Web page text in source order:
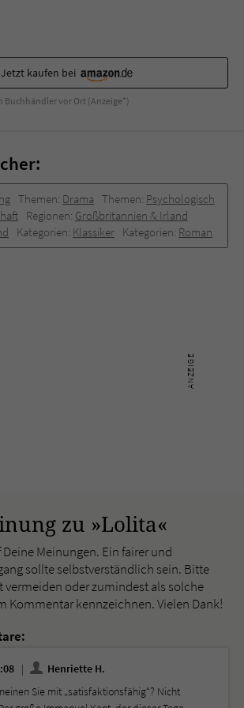
Jetzt kaufen bei
Buchhändler vor Ort (Anzeige*)
Themen: Drama Themen: Psychologisch
Regionen: Großbritannien & Irland
Kategorien: Klassiker Kategorien: Roman
zu »Lolita«
Meinungen. Ein fairer und
sollte selbstverständlich sein. Bitte
vermeiden oder zumindest als solche
Kommentar kennzeichnen. Vielen Dank!
Henriette H.
Sie mit „satisfaktionsfähig“? Nicht